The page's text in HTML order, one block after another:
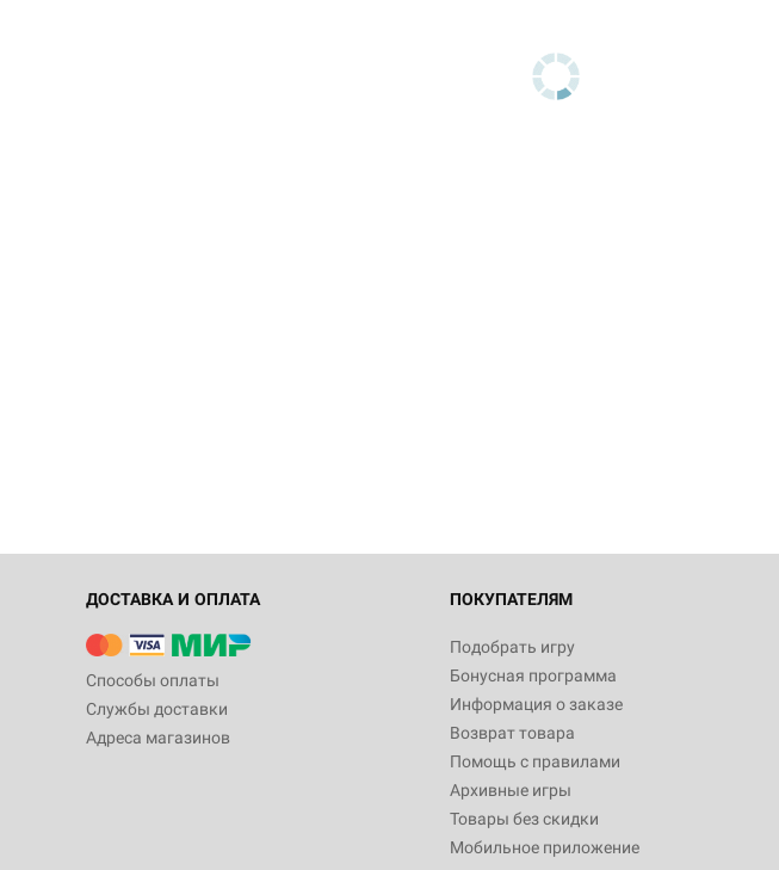
ДОСТАВКА И ОПЛАТА
Способы оплаты
Службы доставки
Адреса магазинов
ПОКУПАТЕЛЯМ
Подобрать игру
Бонусная программа
Информация о заказе
Возврат товара
Помощь с правилами
Архивные игры
Товары без скидки
Мобильное приложение